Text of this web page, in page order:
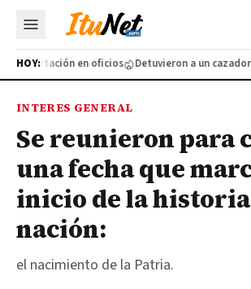
HOY: en oficios Detuvieron a un cazador
INTERES GENERAL
Se reunieron para
una fecha que
inicio de la
nación:
el nacimiento de la Patria.